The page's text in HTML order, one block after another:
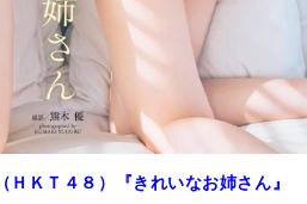
ＨＫＴ４８）『きれいなお姉さん』